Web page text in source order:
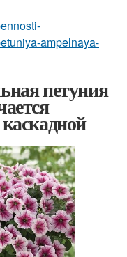
ampelnaya-
петуния